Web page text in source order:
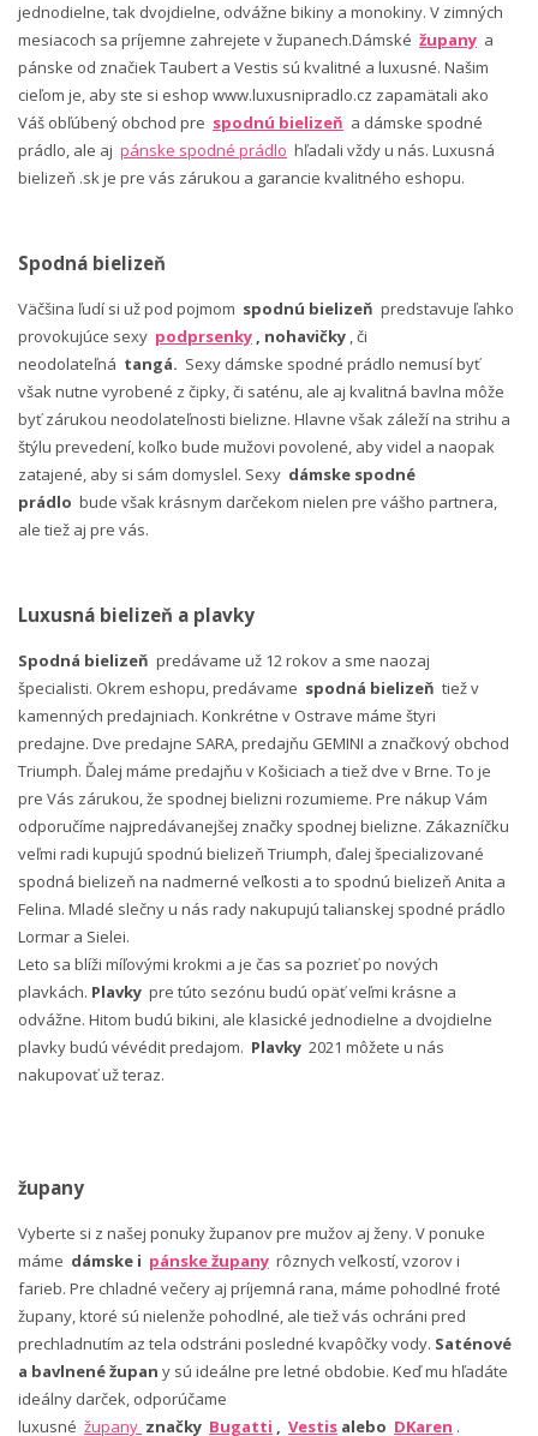
jednodielne, tak dvojdielne, odvážne bikiny a monokiny. V zimných
mesiacoch sa príjemne zahrejete v županech.Dámské župany a
pánske od značiek Taubert a Vestis sú kvalitné a luxusné. Našim
cieľom je, aby ste si eshop www.luxusnipradlo.cz zapamätali ako
Váš obľúbený obchod pre spodnú bielizeň a dámske spodné
prádlo, ale aj pánske spodné prádlo hľadali vždy u nás. Luxusná
bielizeň .sk je pre vás zárukou a garancie kvalitného eshopu.
Spodná bielizeň
Väčšina ľudí si už pod pojmom spodnú bielizeň predstavuje ľahko
provokujúce sexy podprsenky , nohavičky , či
neodolateľná tangá. Sexy dámske spodné prádlo nemusí byť
však nutne vyrobené z čipky, či saténu, ale aj kvalitná bavlna môže
byť zárukou neodolateľnosti bielizne. Hlavne však záleží na strihu a
štýlu prevedení, koľko bude mužovi povolené, aby videl a naopak
zatajené, aby si sám domyslel. Sexy dámske spodné
prádlo bude však krásnym darčekom nielen pre vášho partnera,
ale tiež aj pre vás.
Luxusná bielizeň a plavky
Spodná bielizeň predávame už 12 rokov a sme naozaj
špecialisti. Okrem eshopu, predávame spodná bielizeň tiež v
kamenných predajniach. Konkrétne v Ostrave máme štyri
predajne. Dve predajne SARA, predajňu GEMINI a značkový obchod
Triumph. Ďalej máme predajňu v Košiciach a tiež dve v Brne. To je
pre Vás zárukou, že spodnej bielizni rozumieme. Pre nákup Vám
odporučíme najpredávanejšej značky spodnej bielizne. Zákazníčku
veľmi radi kupujú spodnú bielizeň Triumph, ďalej špecializované
spodná bielizeň na nadmerné veľkosti a to spodnú bielizeň Anita a
Felina. Mladé slečny u nás rady nakupujú talianskej spodné prádlo
Lormar a Sielei.
Leto sa blíži míľovými krokmi a je čas sa pozrieť po nových
plavkách. Plavky pre túto sezónu budú opäť veľmi krásne a
odvážne. Hitom budú bikini, ale klasické jednodielne a dvojdielne
plavky budú vévédit predajom. Plavky 2021 môžete u nás
nakupovať už teraz.
župany
Vyberte si z našej ponuky županov pre mužov aj ženy. V ponuke
máme dámske i pánske župany rôznych veľkostí, vzorov i
farieb. Pre chladné večery aj príjemná rana, máme pohodlné froté
župany, ktoré sú nielenže pohodlné, ale tiež vás ochráni pred
prechladnutím az tela odstráni posledné kvapôčky vody. Saténové
a bavlnené župan y sú ideálne pre letné obdobie. Keď mu hľadáte
ideálny darček, odporúčame
luxusné župany značky Bugatti , Vestis alebo DKaren .